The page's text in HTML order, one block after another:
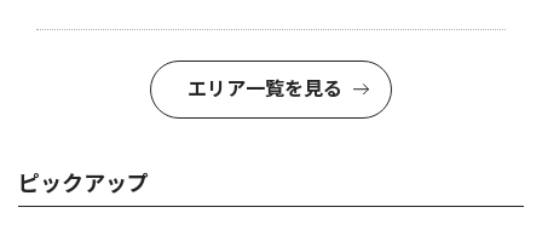
エリア一覧を見る
ピックアップ